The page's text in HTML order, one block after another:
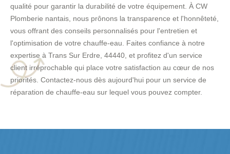
qualité pour garantir la durabilité de votre équipement. À CW
Plomberie nantais, nous prônons la transparence et l'honnêteté,
vous offrant des conseils personnalisés pour l'entretien et
l'optimisation de votre chauffe-eau. Faites confiance à notre
expertise à Trans Sur Erdre, 44440, et profitez d'un service
client irréprochable qui place votre satisfaction au cœur de nos
priorités. Contactez-nous dès aujourd'hui pour un service de
réparation de chauffe-eau sur lequel vous pouvez compter.